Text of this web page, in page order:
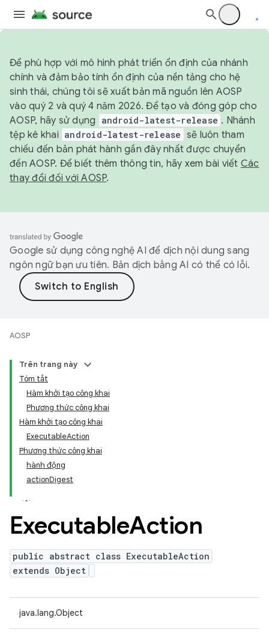
Để phù hợp với mô hình phát triển ổn định của nhánh
chính và đảm bảo tính ổn định của nền tảng cho hệ
sinh thái, chúng tôi sẽ xuất bản mã nguồn lên AOSP
vào quý 2 và quý 4 năm 2026. Để tạo và đóng góp cho
AOSP, hãy sử dụng
android-latest-release . Nhánh
tệp kê khai android-latest-release sẽ luôn tham
chiếu đến bản phát hành gần đây nhất được chuyển
đến AOSP. Để biết thêm thông tin, hãy xem bài viết Các
thay đổi đối với AOSP.
Google sử dụng công nghệ AI để dịch nội dung sang
ngôn ngữ bạn ưu tiên. Bản dịch bằng AI có thể có lỗi.
AOSP
Trên trang này
Tóm tắt
Hàm khởi tạo công khai
Phương thức công khai
Hàm khởi tạo công khai
ExecutableAction
Phương thức công khai
hành động
actionDigest
ExecutableAction
public abstract class ExecutableAction
extends Object
java.lang.Object